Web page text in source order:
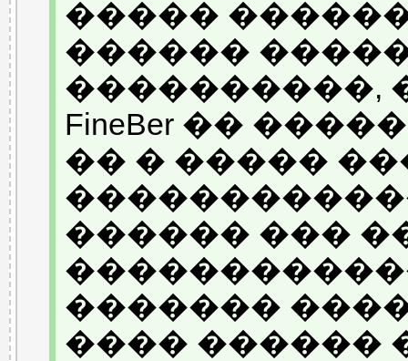
�����
������
����������,
FineBer ��
�� � �����
������ ���
�������
���� ������